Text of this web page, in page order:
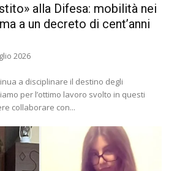
alla Difesa: mobilità nei
a un decreto di cent’anni
2026
a disciplinare il destino degli
per l’ottimo lavoro svolto in questi
collaborare con...